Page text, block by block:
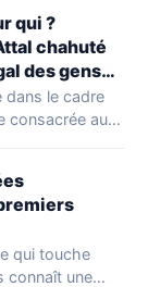
qui ?
chahuté
des gens
dans le cadre
consacrée aux
qui touche
connaît une